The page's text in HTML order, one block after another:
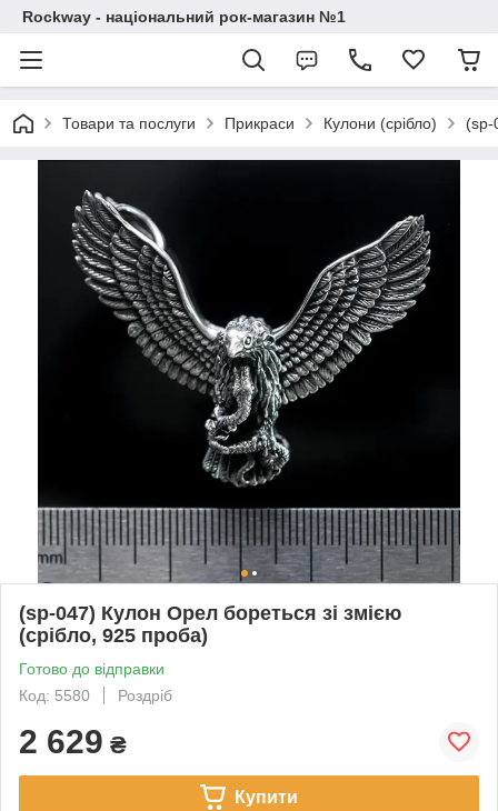
Rockway - національний рок-магазин №1
Товари та послуги Прикраси Кулони (срібло) (sp-
(sp-047) Кулон Орел бореться зі змією
(срібло, 925 проба)
Готово до відправки
Код: 5580
Роздріб
2 629 ₴
Купити